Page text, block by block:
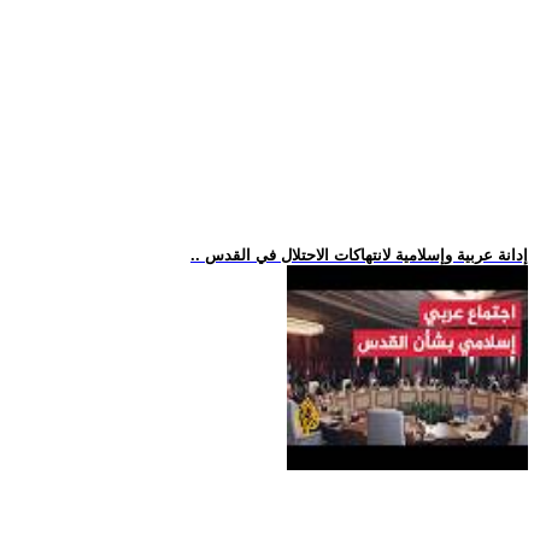
.. إدانة عربية وإسلامية لانتهاكات الاحتلال في القدس